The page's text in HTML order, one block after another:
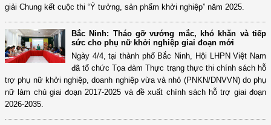
giải Chung kết cuộc thi “Ý tưởng, sản phẩm khởi nghiệp” năm 2025.
Bắc Ninh: Tháo gỡ vướng mắc, khó khăn và tiếp
sức cho phụ nữ khởi nghiệp giai đoạn mới
Ngày 4/4, tại thành phố Bắc Ninh, Hội LHPN Việt Nam
đã tổ chức Tọa đàm Thực trạng thực thi chính sách hỗ
trợ phụ nữ khởi nghiệp, doanh nghiệp vừa và nhỏ (PNKN/DNVVN) do phụ
nữ làm chủ giai đoạn 2017-2025 và đề xuất chính sách hỗ trợ giai đoạn
2026-2035.